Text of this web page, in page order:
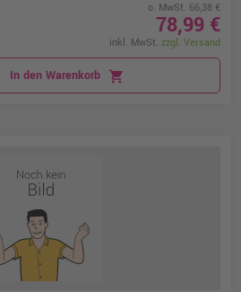
o. MwSt. 66,38 €
78,99 €
inkl. MwSt. zzgl. Versand
In den Warenkorb shopping_cart